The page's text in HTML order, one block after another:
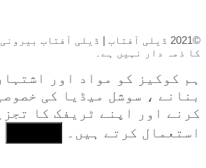
©2021 ڈیلی آفتاب | ڈیلی آفتاب
کا ذمہ دار نہیں ہے۔
ہم کوکیز کو مواد اور
بنانے ، سوشل میڈیا کی
کرنے اور اپنے ٹریفک کا
استعمال کرتے ہیں۔